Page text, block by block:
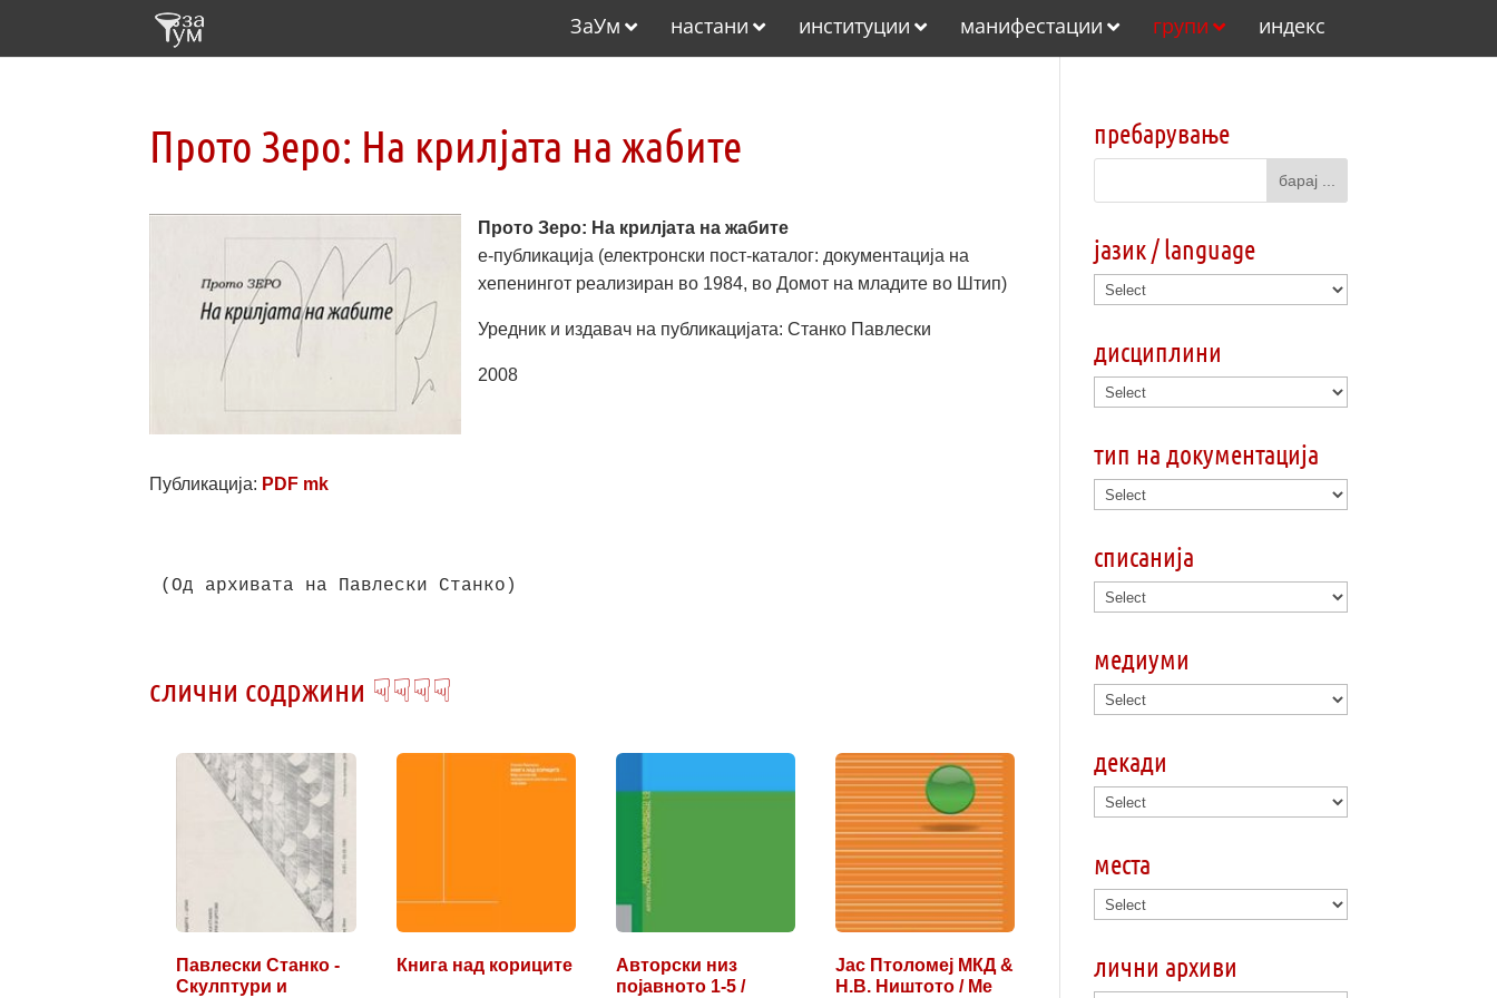
ЗаУм настани институции манифестации групи индекс
Прото Зеро: На крилјата на жабите
Прото Зеро: На крилјата на жабите
е-публикација (електронски пост-каталог: документација на
хепенингот реализиран во 1984, во Домот на младите во Штип)
Уредник и издавач на публикацијата: Станко Павлески
2008
Публикација: PDF mk
(Од архивата на Павлески Станко)
слични содржини ☟☟☟☟
Павлески Станко -
Скулптури и
Книга над кориците
Авторски низ
појавното 1-5 /
Јас Птоломеј МКД &
Н.В. Ништото / Me
пребарување
јазик / language
дисциплини
тип на документација
списанија
медиуми
декади
места
лични архиви